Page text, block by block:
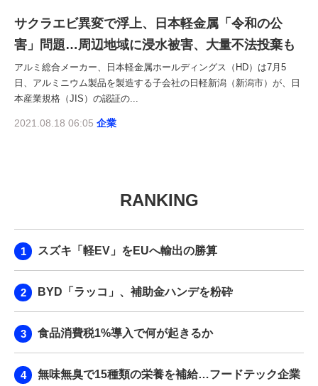
サクラエビ異変で浮上、日本軽金属「令和の公
害」問題…周辺地域に浸水被害、大量不法投棄も
アルミ総合メーカー、日本軽金属ホールディングス（HD）は7月5
日、アルミニウム製品を製造する子会社の日軽新潟（新潟市）が、日
本産業規格（JIS）の認証の...
2021.08.18 06:05 企業
RANKING
スズキ「軽EV」をEUへ輸出の勝算
BYD「ラッコ」、補助金ハンデを粉砕
食品消費税1%導入で何が起きるか
無味無臭で15種類の栄養を補給…フードテック企業